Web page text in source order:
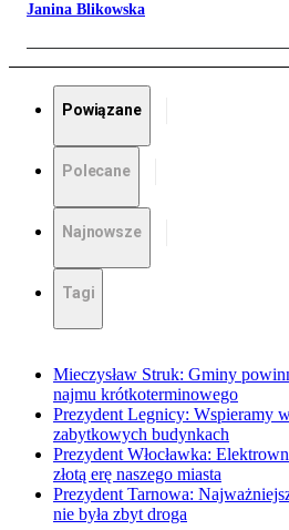
Janina Blikowska
Powiązane
Polecane
Najnowsze
Tagi
Mieczysław Struk: Gminy
najmu krótkoterminowego
Prezydent Legnicy: Wspieramy
zabytkowych budynkach
Prezydent Włocławka:
złotą erę naszego miasta
Prezydent Tarnowa:
nie była zbyt droga